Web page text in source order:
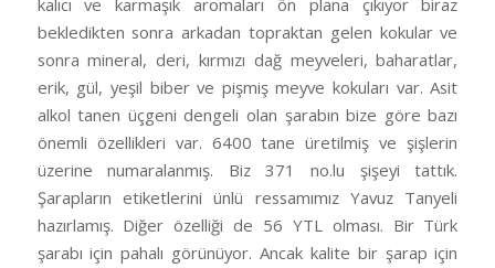
kalıcı ve karmaşık aromaları ön plana çıkıyor biraz
bekledikten sonra arkadan topraktan gelen kokular ve
sonra mineral, deri, kırmızı dağ meyveleri, baharatlar,
erik, gül, yeşil biber ve pişmiş meyve kokuları var. Asit
alkol tanen üçgeni dengeli olan şarabın bize göre bazı
önemli özellikleri var. 6400 tane üretilmiş ve şişlerin
üzerine numaralanmış. Biz 371 no.lu şişeyi tattık.
Şarapların etiketlerini ünlü ressamımız Yavuz Tanyeli
hazırlamış. Diğer özelliği de 56 YTL olması. Bir Türk
şarabı için pahalı görünüyor. Ancak kalite bir şarap için